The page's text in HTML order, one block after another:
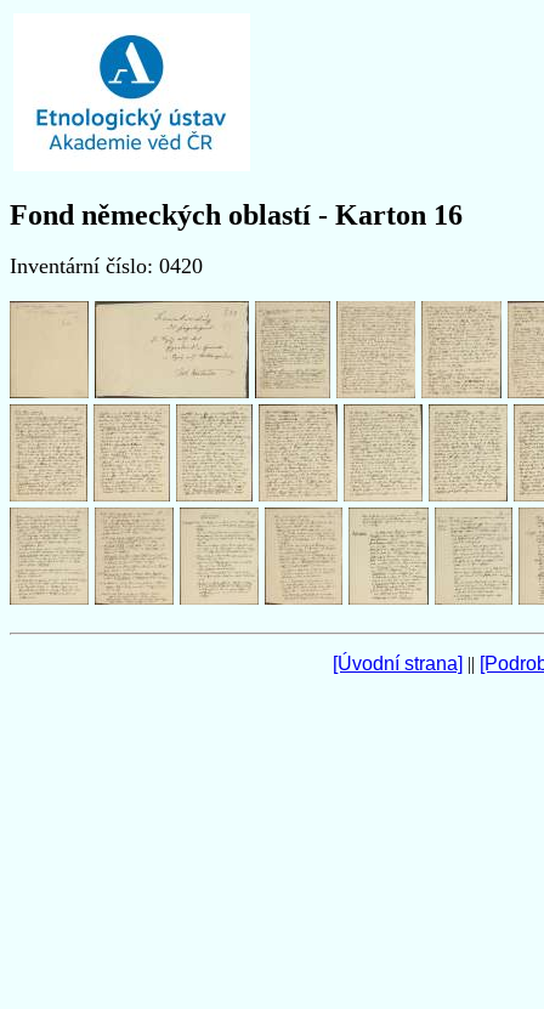
Fond německých oblastí - Karton 16
Inventární číslo: 0420
[Úvodní strana] ||